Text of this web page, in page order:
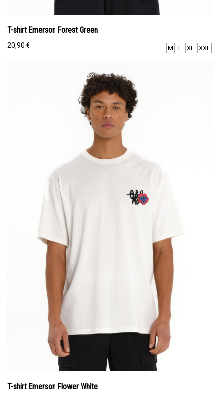
T-shirt Emerson Forest Green
20,90 € M L XL XXL
T-shirt Emerson Flower White